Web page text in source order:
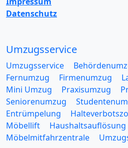
Datenschutz
Umzugsservice
Umzugsservice
Fernumzug
Firmenumzug
Mini Umzug
Praxisumzug
Seniorenumzug
Entrümpelung
Möbellift
Haushaltsauflösung
Möbelmitfahrzentrale